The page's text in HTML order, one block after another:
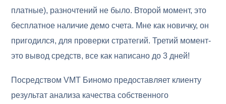
платные), разночтений не было. Второй момент, это
бесплатное наличие демо счета. Мне как новичку, он
пригодился, для проверки стратегий. Третий момент-
это вывод средств, все как написано до 3 дней!
Посредством VMT Биномо предоставляет клиенту
результат анализа качества собственного